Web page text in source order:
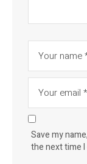
Save my
the next time